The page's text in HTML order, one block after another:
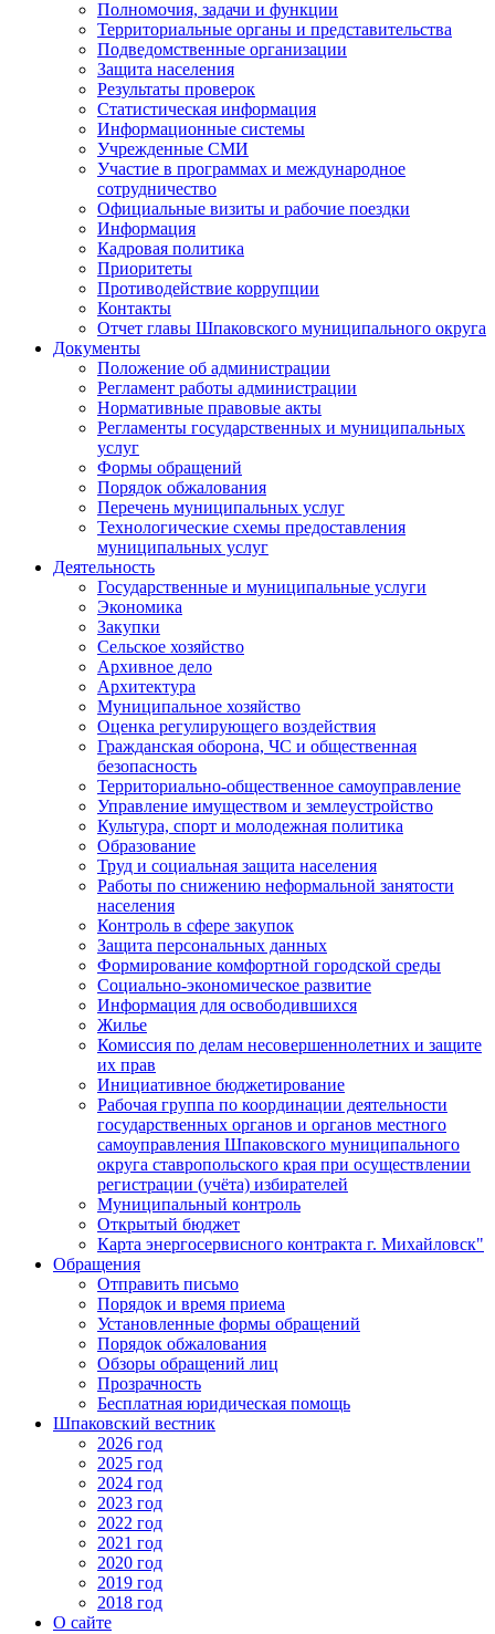
Полномочия, задачи и функции
Территориальные органы и представительства
Подведомственные организации
Защита населения
Результаты проверок
Статистическая информация
Информационные системы
Учрежденные СМИ
Участие в программах и международное
сотрудничество
Официальные визиты и рабочие поездки
Информация
Кадровая политика
Приоритеты
Противодействие коррупции
Контакты
Отчет главы Шпаковского муниципального округа
Документы
Положение об администрации
Регламент работы администрации
Нормативные правовые акты
Регламенты государственных и муниципальных
услуг
Формы обращений
Порядок обжалования
Перечень муниципальных услуг
Технологические схемы предоставления
муниципальных услуг
Деятельность
Государственные и муниципальные услуги
Экономика
Закупки
Сельское хозяйство
Архивное дело
Архитектура
Муниципальное хозяйство
Оценка регулирующего воздействия
Гражданская оборона, ЧС и общественная
безопасность
Территориально-общественное самоуправление
Управление имуществом и землеустройство
Культура, спорт и молодежная политика
Образование
Труд и социальная защита населения
Работы по снижению неформальной занятости
населения
Контроль в сфере закупок
Защита персональных данных
Формирование комфортной городской среды
Социально-экономическое развитие
Информация для освободившихся
Жилье
Комиссия по делам несовершеннолетних и защите
их прав
Инициативное бюджетирование
Рабочая группа по координации деятельности
государственных органов и органов местного
самоуправления Шпаковского муниципального
округа ставропольского края при осуществлении
регистрации (учёта) избирателей
Муниципальный контроль
Открытый бюджет
Карта энергосервисного контракта г. Михайловск"
Обращения
Отправить письмо
Порядок и время приема
Установленные формы обращений
Порядок обжалования
Обзоры обращений лиц
Прозрачность
Бесплатная юридическая помощь
Шпаковский вестник
2026 год
2025 год
2024 год
2023 год
2022 год
2021 год
2020 год
2019 год
2018 год
О сайте